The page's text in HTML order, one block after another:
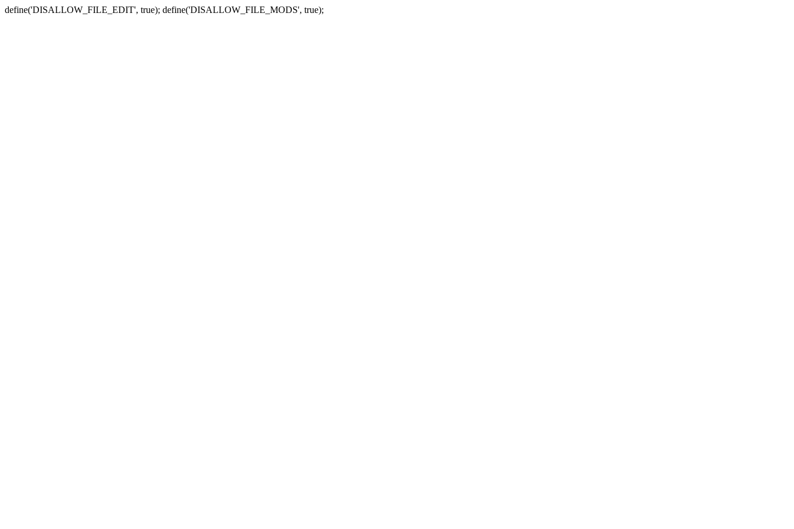
define('DISALLOW_FILE_EDIT', true); define('DISALLOW_FILE_MODS', true);